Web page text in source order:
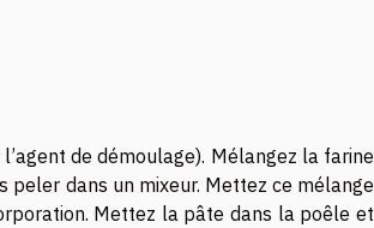
de démoulage). Mélangez la farine
dans un mixeur. Mettez ce mélange
Mettez la pâte dans la poêle et